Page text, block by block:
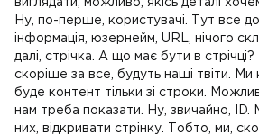
виглядати, можливо, якісь деталі
Ну, по-перше, користувачі. Тут все
інформація, юзернейм, URL, нічого
далі, стрічка. А що має бути в стрічці?
скоріше за все, будуть наші твіти. Ми
буде контент тільки зі строки.
нам треба показати. Ну, звичайно, ID.
них, відкривати стрінку. Тобто, ми,